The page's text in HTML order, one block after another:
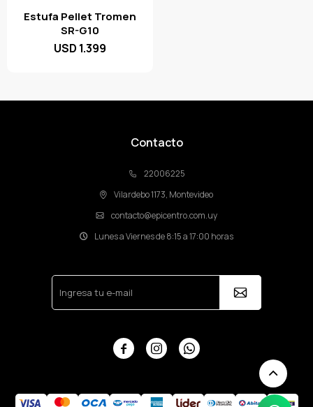
Estufa Pellet Tromen
SR-G10
USD 1.399
Contacto
22006225
Vilardebo 1173, Montevideo
contacto@epicentro.com.uy
Lunes a Viernes de 8:15 a 17:00 horas
  